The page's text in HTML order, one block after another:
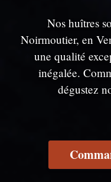
Nos huîtres
Noirmoutier, en
une qualité
inégalée.
dégustez